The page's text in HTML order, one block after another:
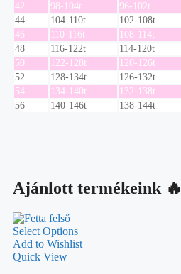
42
98-104t 96-102t
44
104-110t 102-108t
46
110-116t 108-114t
48
116-122t 114-120t
50
122-128t 120-126t
52
128-134t 126-132t
54
134-140t 132-138t
56
140-146t 138-144t
Ajánlott termékeink 🔥
Select Options
Add to Wishlist
Quick View